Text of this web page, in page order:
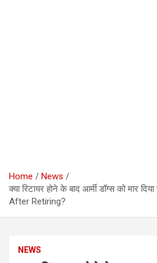
Home
News
क्या रिटायर होने के बाद आर्मी डॉग्स को मार
After Retiring?
NEWS